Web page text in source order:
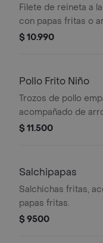
Filete de reineta a
con papas fritas o
$ 10.990
Pollo Frito Niño
Trozos de pollo
acompañado de
fritas.
$ 11.500
Salchipapas
Salchichas fritas,
papas fritas.
$ 9500